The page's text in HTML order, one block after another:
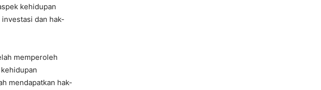
kehidupan
dan hak-
memperoleh
mendapatkan hak-